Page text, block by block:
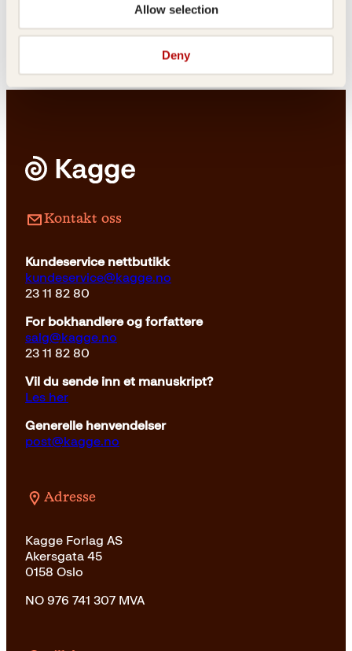
Allow selection
Deny
Innbundet
skilpadden
Kontakt oss
Kundeservice nettbutikk
kundeservice@kagge.no
23 11 82 80
For bokhandlere og forfattere
salg@kagge.no
23 11 82 80
Vil du sende inn et manuskript?
Les her
Generelle henvendelser
post@kagge.no
Adresse
Kagge Forlag AS
Akersgata 45
0158 Oslo
NO 976 741 307 MVA